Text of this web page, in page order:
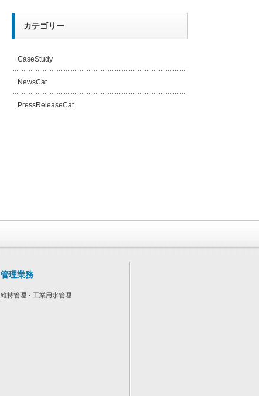
カテゴリー
CaseStudy
NewsCat
PressReleaseCat
管理業務
維持管理・工業用水管理